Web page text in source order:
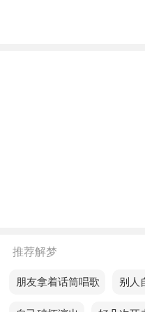
会有长远的规划。
孕妇梦见去鞋店，预示
离异的人梦见去鞋店，
推荐解梦
梦见朋友拿着话筒唱歌梦见别人